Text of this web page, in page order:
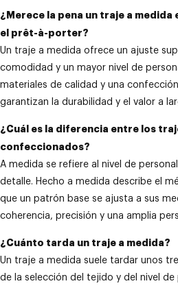
¿Merece la pena un traje a medida
el prêt-à-porter?
Un traje a medida ofrece un ajuste
comodidad y un mayor nivel de
materiales de calidad y una
garantizan la durabilidad y el valor a
¿Cuál es la diferencia entre los
confeccionados?
A medida se refiere al nivel de
detalle. Hecho a medida describe el
que un patrón base se ajusta a sus
coherencia, precisión y una amplia
¿Cuánto tarda un traje a medida?
Un traje a medida suele tardar unos
de la selección del tejido y del nivel de